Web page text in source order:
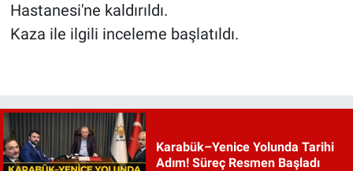
Hastanesi'ne kaldırıldı.
Kaza ile ilgili inceleme başlatıldı.
Karabük–Yenice Yolunda Tarihi
Adım! Süreç Resmen Başladı